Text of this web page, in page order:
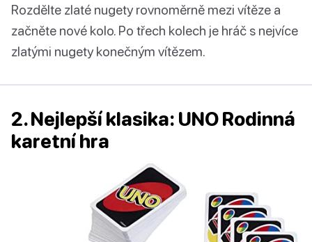
Rozdělte zlaté nugety rovnoměrně mezi vítěze a
začněte nové kolo. Po třech kolech je hráč s nejvíce
zlatými nugety konečným vítězem.
2. Nejlepší klasika: UNO Rodinná
karetní hra